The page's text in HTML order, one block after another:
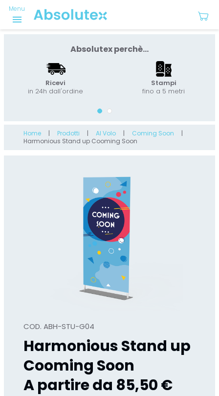
Menu
menu
Absolutex perchè...
Ricevi
in 24h dall'ordine
Stampi
fino a 5 metri
Home Prodotti Al Volo
Coming Soon
Harmonious Stand up Cooming Soon
COD. ABH-STU-G04
Harmonious Stand up
Cooming Soon
A partire da 85,50 €